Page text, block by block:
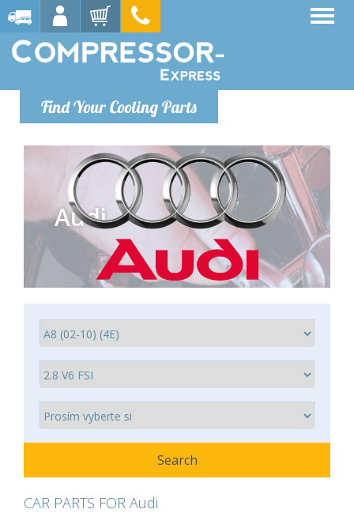
Find Your Cooling Parts
Audi
CAR PARTS FOR Audi